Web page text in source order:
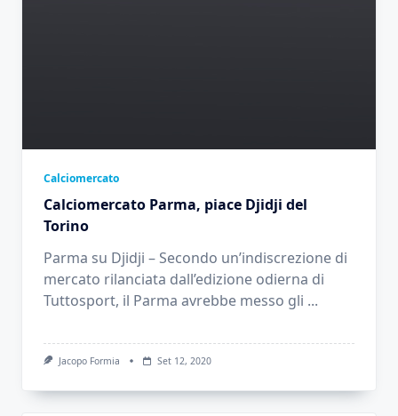
Calciomercato
Calciomercato Parma, piace Djidji del
Torino
Parma su Djidji – Secondo un’indiscrezione di
mercato rilanciata dall’edizione odierna di
Tuttosport, il Parma avrebbe messo gli ...
Jacopo Formia Set 12, 2020